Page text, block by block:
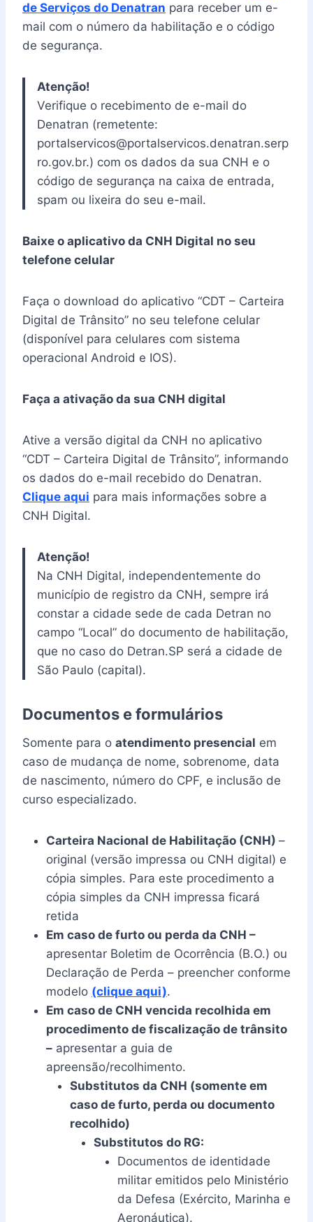
de Serviços do Denatran para receber um e-
mail com o número da habilitação e o código
de segurança.
Atenção!
Verifique o recebimento de e-mail do
Denatran (remetente:
portalservicos@portalservicos.denatran.serp
ro.gov.br.) com os dados da sua CNH e o
código de segurança na caixa de entrada,
spam ou lixeira do seu e-mail.
Baixe o aplicativo da CNH Digital no seu
telefone celular
Faça o download do aplicativo “CDT – Carteira
Digital de Trânsito” no seu telefone celular
(disponível para celulares com sistema
operacional Android e IOS).
Faça a ativação da sua CNH digital
Ative a versão digital da CNH no aplicativo
“CDT – Carteira Digital de Trânsito”, informando
os dados do e-mail recebido do Denatran.
Clique aqui para mais informações sobre a
CNH Digital.
Atenção!
Na CNH Digital, independentemente do
município de registro da CNH, sempre irá
constar a cidade sede de cada Detran no
campo “Local” do documento de habilitação,
que no caso do Detran.SP será a cidade de
São Paulo (capital).
Documentos e formulários
Somente para o atendimento presencial em
caso de mudança de nome, sobrenome, data
de nascimento, número do CPF, e inclusão de
curso especializado.
Carteira Nacional de Habilitação (CNH) –
original (versão impressa ou CNH digital) e
cópia simples. Para este procedimento a
cópia simples da CNH impressa ficará
retida
Em caso de furto ou perda da CNH –
apresentar Boletim de Ocorrência (B.O.) ou
Declaração de Perda – preencher conforme
modelo (clique aqui).
Em caso de CNH vencida recolhida em
procedimento de fiscalização de trânsito
– apresentar a guia de
apreensão/recolhimento.
Substitutos da CNH (somente em
caso de furto, perda ou documento
recolhido)
Substitutos do RG:
Documentos de identidade
militar emitidos pelo Ministério
da Defesa (Exército, Marinha e
Aeronáutica).